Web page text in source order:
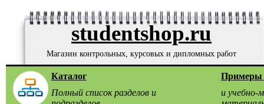
studentshop.ru
Магазин контрольных, курсовых и дипломных работ
Каталог
Полный список разделов и
Примеры
и учебно-